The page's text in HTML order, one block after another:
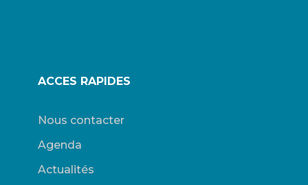
ACCES RAPIDES
Nous contacter
Agenda
Actualités